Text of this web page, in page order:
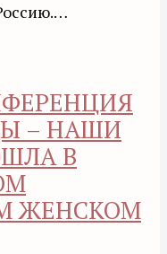
– НАШИ
В
ЖЕНСКОМ